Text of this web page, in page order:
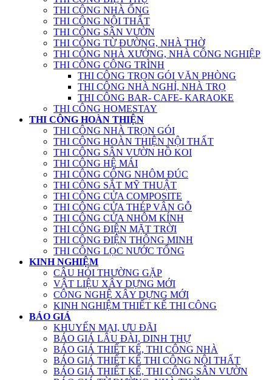
THI CÔNG NHÀ ỐNG
THI CÔNG NỘI THẤT
THI CÔNG SÂN VƯỜN
THI CÔNG TỪ ĐƯỜNG, NHÀ THỜ
THI CÔNG NHÀ XƯỞNG, NHÀ CÔNG NGHIỆP
THI CÔNG CÔNG TRÌNH
THI CÔNG TRỌN GÓI VĂN PHÒNG
THI CÔNG NHÀ NGHỈ, NHÀ TRỌ
THI CÔNG BAR- CAFE- KARAOKE
THI CÔNG HOMESTAY
THI CÔNG HOÀN THIỆN
THI CÔNG NHÀ TRỌN GÓI
THI CÔNG HOÀN THIỆN NỘI THẤT
THI CÔNG SÂN VƯỜN HỒ KOI
THI CÔNG HỆ MÁI
THI CÔNG CỔNG NHÔM ĐÚC
THI CÔNG SẮT MỸ THUẬT
THI CÔNG CỬA COMPOSITE
THI CÔNG CỬA THÉP VÂN GỖ
THI CÔNG CỬA NHÔM KÍNH
THI CÔNG ĐIỆN MẶT TRỜI
THI CÔNG ĐIỆN THÔNG MINH
THI CÔNG LỌC NƯỚC TỔNG
KINH NGHIỆM
CÂU HỎI THƯỜNG GẶP
VẬT LIỆU XÂY DỰNG MỚI
CÔNG NGHỆ XÂY DỰNG MỚI
KINH NGHIỆM THIẾT KẾ THI CÔNG
BÁO GIÁ
KHUYẾN MẠI, ƯU ĐÃI
BÁO GIÁ LÂU ĐÀI, DINH THỰ
BÁO GIÁ THIẾT KẾ, THI CÔNG NHÀ
BÁO GIÁ THIẾT KẾ THI CÔNG NỘI THẤT
BÁO GIÁ THIẾT KẾ, THI CÔNG SÂN VƯỜN